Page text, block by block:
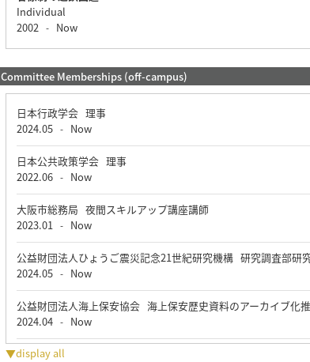
Individual
2002 - Now
Committee Memberships (off-campus)
日本行政学会 理事
2024.05 - Now
日本公共政策学会 理事
2022.06 - Now
大阪市総務局 夜間スキルアップ講座講師
2023.01 - Now
公益財団法人ひょうご震災記念21世紀研究機構 研究調査部
2024.05 - Now
公益財団法人海上保安協会 海上保安歴史資料のアーカイブ化
2024.04 - Now
▼display all